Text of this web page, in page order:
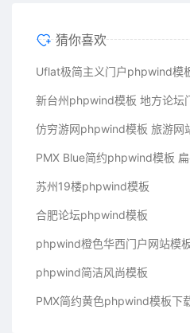
猜你喜欢
Uflat极简主义门户phpwind模
仿穷游网phpwind模板 旅游网
苏州19楼phpwind模板
合肥论坛phpwind模板
phpwind橙色华西门户网站模
phpwind简洁风尚模板
PMX简约黄色phpwind模板下